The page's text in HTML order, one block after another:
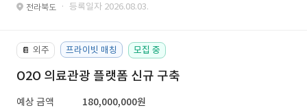
전라북도 · 등록일자 2026.08.03.
📔 외주 프라이빗 매칭 모집 중
O2O 의료관광 플랫폼 신규 구축
예상 금액
180,000,000원